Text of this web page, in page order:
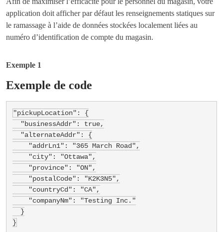
application doit afficher par défaut les renseignements statiques sur
le ramassage à l’aide de données stockées localement liées au
numéro d’identification de compte du magasin.
Exemple 1
Exemple de code
"pickupLocation": {
}